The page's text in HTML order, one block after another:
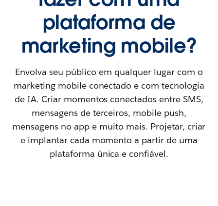
plataforma de
marketing mobile?
Envolva seu público em qualquer lugar com o
marketing mobile conectado e com tecnologia
de IA. Criar momentos conectados entre SMS,
mensagens de terceiros, mobile push,
mensagens no app e muito mais. Projetar, criar
e implantar cada momento a partir de uma
plataforma única e confiável.